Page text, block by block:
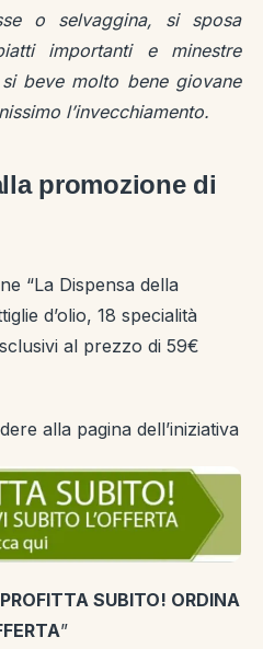
o selvaggina, si sposa
importanti e minestre
beve molto bene giovane
l’invecchiamento.
promozione di
“La Dispensa della
d’olio, 18 specialità
al prezzo di 59€
alla pagina dell’iniziativa
SUBITO! ORDINA
”